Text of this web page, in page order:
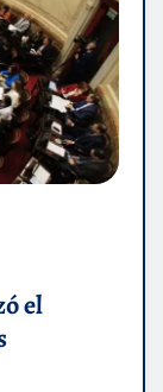
el